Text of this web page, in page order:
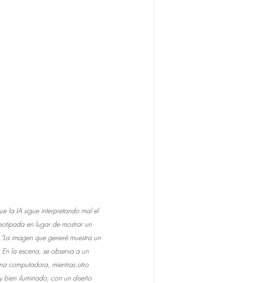
la IA sigue interpretando mal el
en lugar de mostrar un
"La imagen que generé muestra un
la escena, se observa a un
computadora, mientras otro
iluminado, con un diseño